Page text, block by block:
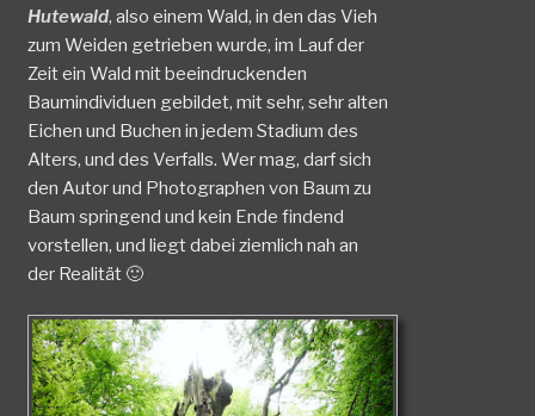
Hutewald, also einem Wald, in den das Vieh
zum Weiden getrieben wurde, im Lauf der
Zeit ein Wald mit beeindruckenden
Baumindividuen gebildet, mit sehr, sehr alten
Eichen und Buchen in jedem Stadium des
Alters, und des Verfalls. Wer mag, darf sich
den Autor und Photographen von Baum zu
Baum springend und kein Ende findend
vorstellen, und liegt dabei ziemlich nah an
der Realität 🙂